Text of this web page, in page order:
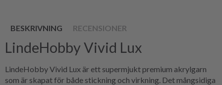
BESKRIVNING RECENSIONER
LindeHobby Vivid Lux
LindeHobby Vivid Lux är ett supermjukt premium akrylgarn
som är skapat för både stickning och virkning. Det mångsidiga